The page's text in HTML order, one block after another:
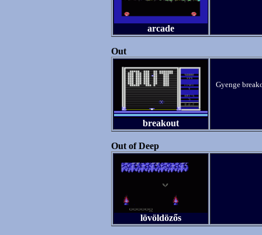
arcade
Out
breakout
Gyenge
Out of Deep
lövöldözős